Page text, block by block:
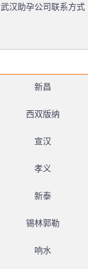
武汉助孕公司联系方式
新昌
西双版纳
宣汉
孝义
新泰
锡林郭勒
响水